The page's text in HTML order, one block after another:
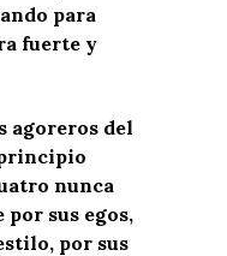
para
fuerte y
agoreros del
nunca
sus egos,
por sus